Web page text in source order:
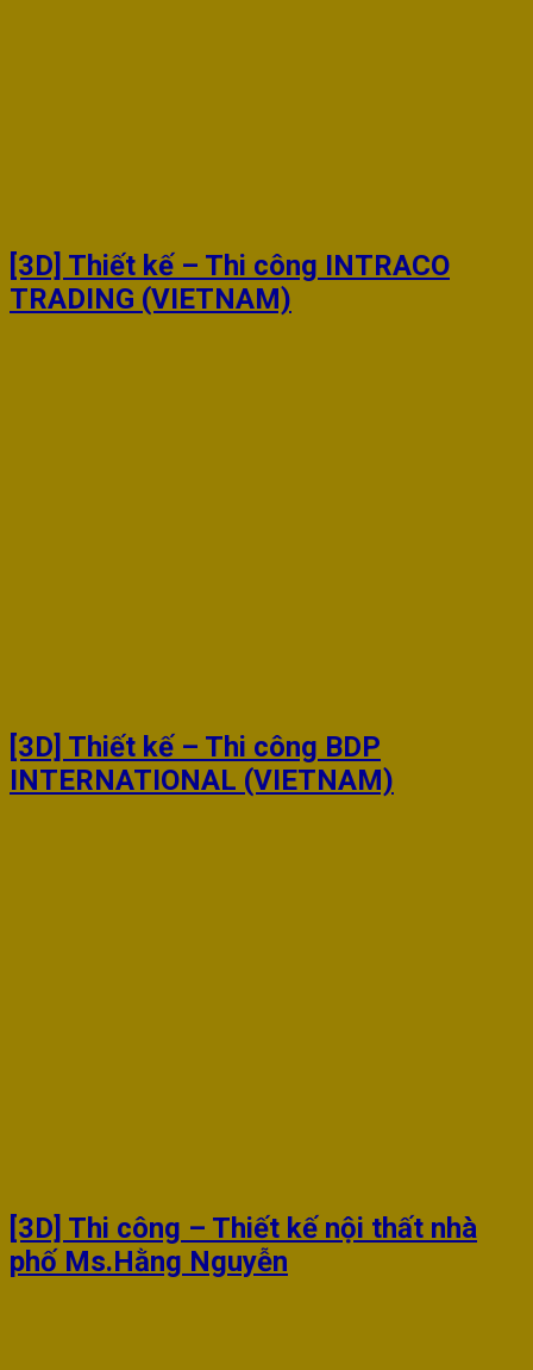
[3D] Thiết kế – Thi công INTRACO
TRADING (VIETNAM)
[3D] Thiết kế – Thi công BDP
INTERNATIONAL (VIETNAM)
[3D] Thi công – Thiết kế nội thất nhà
phố Ms.Hằng Nguyễn